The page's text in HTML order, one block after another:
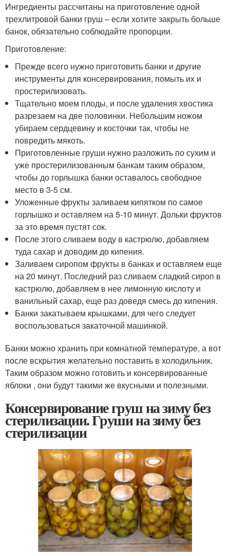
Ингредиенты рассчитаны на приготовление одной
трехлитровой банки груш – если хотите закрыть больше
банок, обязательно соблюдайте пропорции.
Приготовление:
Прежде всего нужно приготовить банки и другие
инструменты для консервирования, помыть их и
простерилизовать.
Тщательно моем плоды, и после удаления хвостика
разрезаем на две половинки. Небольшим ножом
убираем сердцевину и косточки так, чтобы не
повредить мякоть.
Приготовленные груши нужно разложить по сухим и
уже простерилизованным банкам таким образом,
чтобы до горлышка банки оставалось свободное
место в 3-5 см.
Уложенные фрукты заливаем кипятком по самое
горлышко и оставляем на 5-10 минут. Дольки фруктов
за это время пустят сок.
После этого сливаем воду в кастрюлю, добавляем
туда сахар и доводим до кипения.
Заливаем сиропом фрукты в банках и оставляем еще
на 20 минут. Последний раз сливаем сладкий сироп в
кастрюлю, добавляем в нее лимонную кислоту и
ванильный сахар, еще раз доведя смесь до кипения.
Банки закатываем крышками, для чего следует
воспользоваться закаточной машинкой.
Банки можно хранить при комнатной температуре, а вот
после вскрытия желательно поставить в холодильник.
Таким образом можно готовить и консервированные
яблоки , они будут такими же вкусными и полезными.
Консервирование груш на зиму без
стерилизации. Груши на зиму без
стерилизации